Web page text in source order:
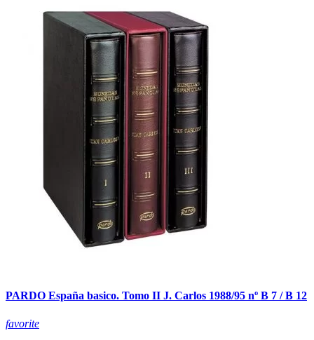
PARDO España basico. Tomo II J. Carlos 1988/95 nº B 7 / B 12
favorite